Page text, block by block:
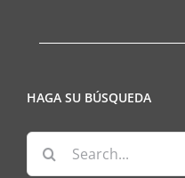
HAGA SU BÚSQUEDA
Search
for: